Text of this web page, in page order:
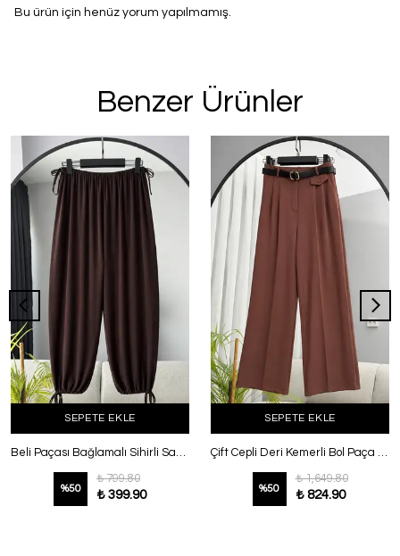
Bu ürün için henüz yorum yapılmamış.
Benzer Ürünler
SEPETE EKLE
Beli Paçası Bağlamalı Sihirli Sandy Şalvar Pantolon Kahve
%50
₺ 799.80
₺ 399.90
SEPETE EKLE
Çift Cepli Deri Kemerli Bol Paça Dabıl Pantolon Açık Kahve
%50
₺ 1,649.80
₺ 824.90